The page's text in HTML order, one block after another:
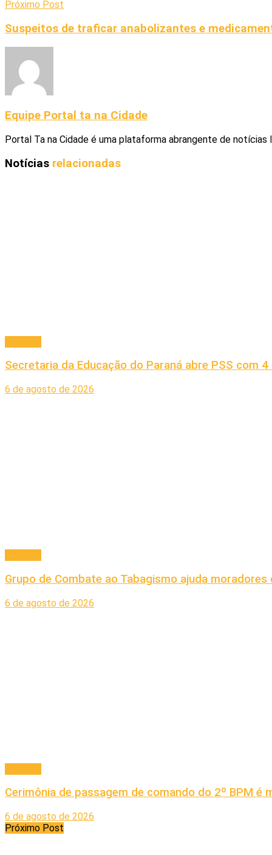
Próximo Post
Suspeitos de traficar anabolizantes e
Equipe Portal ta na Cidade
Portal Ta na Cidade é uma plataforma abrangente de
Notícias relacionadas
Secretaria da Educação do Paraná abre PSS com
6 de agosto de 2026
Grupo de Combate ao Tabagismo ajuda
6 de agosto de 2026
Cerimônia de passagem de comando do 2º BPM
6 de agosto de 2026
Próximo Post